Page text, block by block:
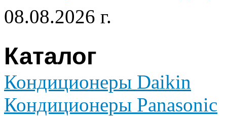
08.08.2026 г.
Каталог
Кондиционеры Daikin
Кондиционеры Panasonic